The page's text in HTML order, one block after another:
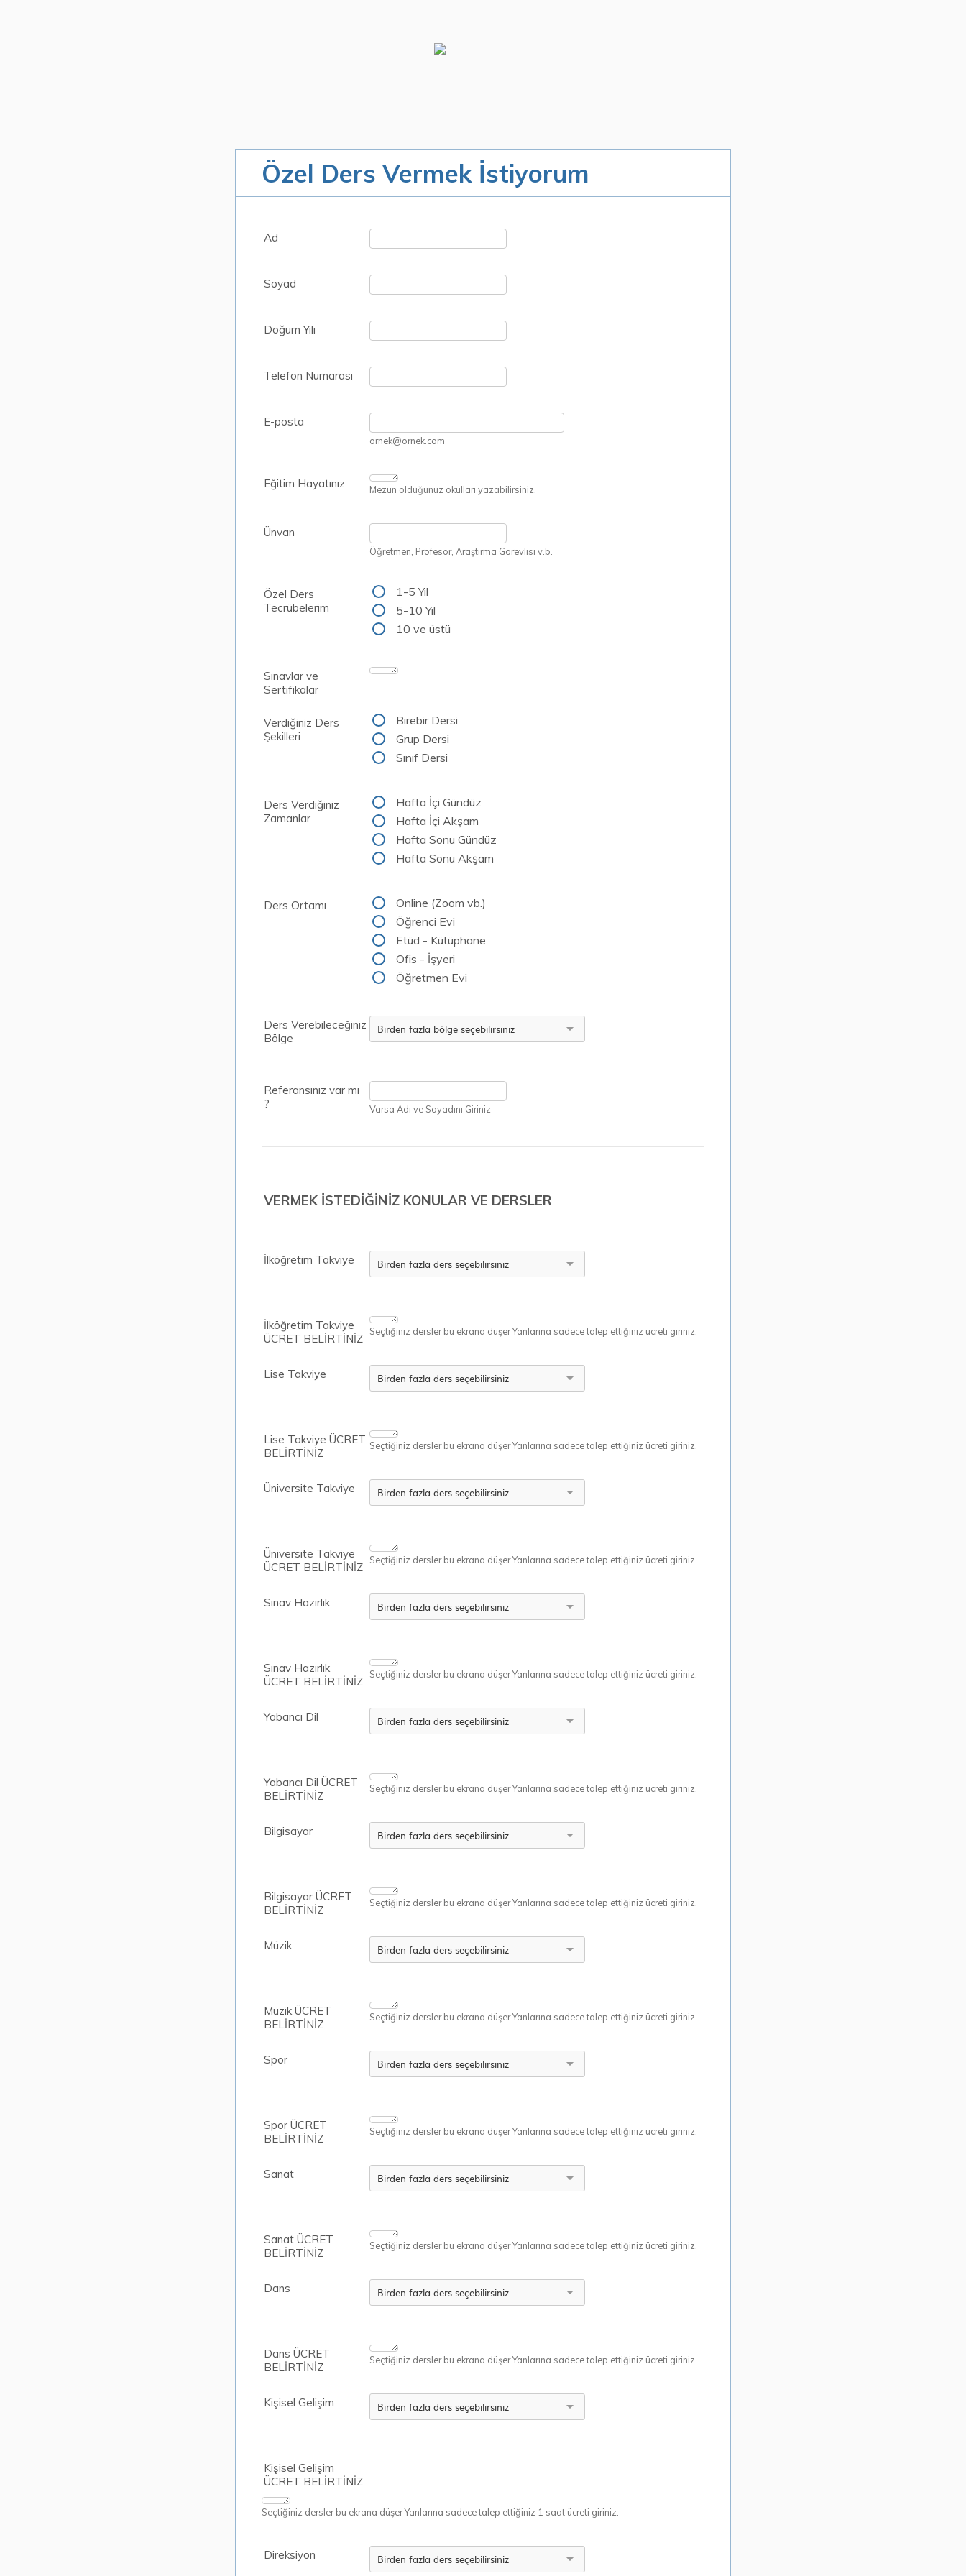
Özel Ders Vermek İstiyorum
Ad
Soyad
Doğum Yılı
Telefon Numarası
E-posta
ornek@ornek.com
Eğitim Hayatınız Mezun olduğunuz okulları yazabilirsiniz.
Ünvan
Öğretmen, Profesör, Araştırma Görevlisi v.b.
Özel Ders
Tecrübelerim
1-5 Yıl
5-10 Yıl
10 ve üstü
Sınavlar ve
Sertifikalar
Verdiğiniz Ders
Şekilleri
Birebir Dersi
Grup Dersi
Sınıf Dersi
Ders Verdiğiniz
Zamanlar
Hafta İçi Gündüz
Hafta İçi Akşam
Hafta Sonu Gündüz
Hafta Sonu Akşam
Ders Ortamı
Online (Zoom vb.)
Öğrenci Evi
Etüd - Kütüphane
Ofis - İşyeri
Öğretmen Evi
Ders Verebileceğiniz
Bölge
Referansınız var mı
?
Varsa Adı ve Soyadını Giriniz
VERMEK İSTEDİĞİNİZ KONULAR VE DERSLER
İlköğretim Takviye
İlköğretim Takviye
ÜCRET BELİRTİNİZ
Seçtiğiniz dersler bu ekrana düşer Yanlarına sadece talep ettiğiniz ücreti giriniz.
Lise Takviye
Lise Takviye ÜCRET
BELİRTİNİZ
Seçtiğiniz dersler bu ekrana düşer Yanlarına sadece talep ettiğiniz ücreti giriniz.
Üniversite Takviye
Üniversite Takviye
ÜCRET BELİRTİNİZ
Seçtiğiniz dersler bu ekrana düşer Yanlarına sadece talep ettiğiniz ücreti giriniz.
Sınav Hazırlık
Sınav Hazırlık
ÜCRET BELİRTİNİZ
Seçtiğiniz dersler bu ekrana düşer Yanlarına sadece talep ettiğiniz ücreti giriniz.
Yabancı Dil
Yabancı Dil ÜCRET
BELİRTİNİZ
Seçtiğiniz dersler bu ekrana düşer Yanlarına sadece talep ettiğiniz ücreti giriniz.
Bilgisayar
Bilgisayar ÜCRET
BELİRTİNİZ
Seçtiğiniz dersler bu ekrana düşer Yanlarına sadece talep ettiğiniz ücreti giriniz.
Müzik
Müzik ÜCRET
BELİRTİNİZ
Seçtiğiniz dersler bu ekrana düşer Yanlarına sadece talep ettiğiniz ücreti giriniz.
Spor
Spor ÜCRET
BELİRTİNİZ
Seçtiğiniz dersler bu ekrana düşer Yanlarına sadece talep ettiğiniz ücreti giriniz.
Sanat
Sanat ÜCRET
BELİRTİNİZ
Seçtiğiniz dersler bu ekrana düşer Yanlarına sadece talep ettiğiniz ücreti giriniz.
Dans
Dans ÜCRET
BELİRTİNİZ
Seçtiğiniz dersler bu ekrana düşer Yanlarına sadece talep ettiğiniz ücreti giriniz.
Kişisel Gelişim
Kişisel Gelişim
ÜCRET BELİRTİNİZ
Seçtiğiniz dersler bu ekrana düşer Yanlarına sadece talep ettiğiniz 1 saat ücreti giriniz.
Direksiyon